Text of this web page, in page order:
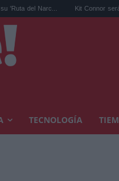
Narc... Kit Connor será Cíclope
TECNOLOGÍA